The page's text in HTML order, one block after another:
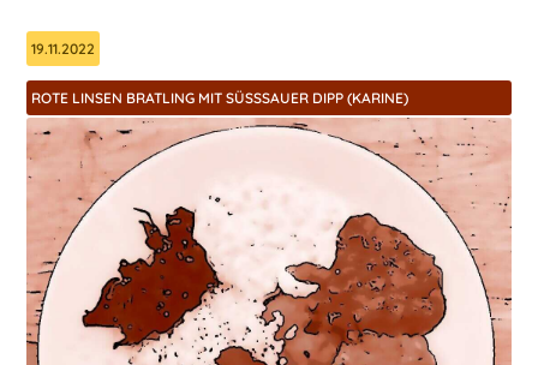
19.11.2022
ROTE LINSEN BRATLING MIT SÜSSSAUER DIPP (KARINE)